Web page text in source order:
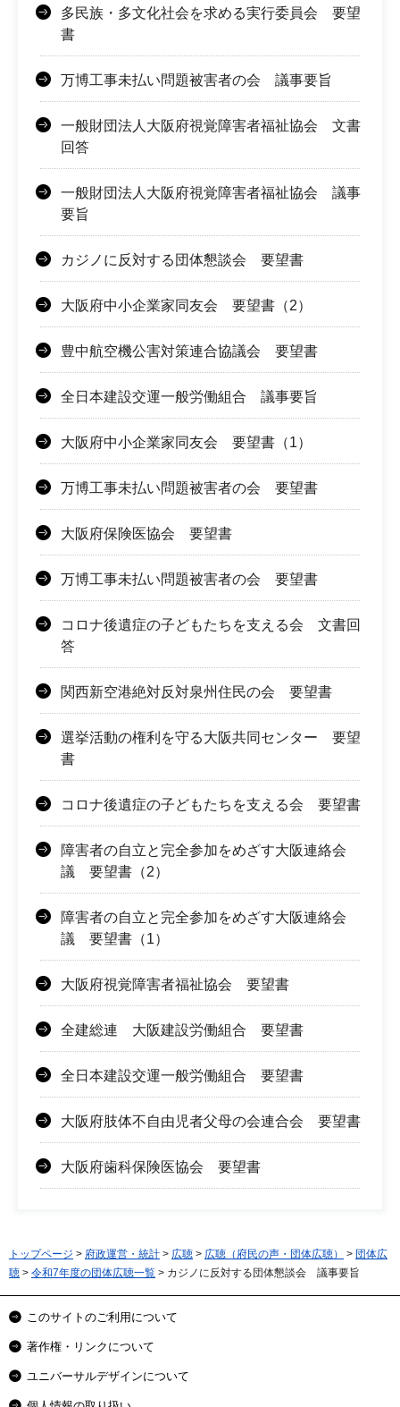
多民族・多文化社会を求める実行委員会 要望
書
万博工事未払い問題被害者の会 議事要旨
一般財団法人大阪府視覚障害者福祉協会 文書
回答
一般財団法人大阪府視覚障害者福祉協会 議事
要旨
カジノに反対する団体懇談会 要望書
大阪府中小企業家同友会 要望書（2）
豊中航空機公害対策連合協議会 要望書
全日本建設交運一般労働組合 議事要旨
大阪府中小企業家同友会 要望書（1）
万博工事未払い問題被害者の会 要望書
大阪府保険医協会 要望書
万博工事未払い問題被害者の会 要望書
コロナ後遺症の子どもたちを支える会 文書回
答
関西新空港絶対反対泉州住民の会 要望書
選挙活動の権利を守る大阪共同センター 要望
書
コロナ後遺症の子どもたちを支える会 要望書
障害者の自立と完全参加をめざす大阪連絡会
議 要望書（2）
障害者の自立と完全参加をめざす大阪連絡会
議 要望書（1）
大阪府視覚障害者福祉協会 要望書
全建総連 大阪建設労働組合 要望書
全日本建設交運一般労働組合 要望書
大阪府肢体不自由児者父母の会連合会 要望書
大阪府歯科保険医協会 要望書
トップページ > 府政運営・統計 > 広聴 > 広聴（府民の声・団体広聴） > 団体広
聴 > 令和7年度の団体広聴一覧 > カジノに反対する団体懇談会 議事要旨
このサイトのご利用について
著作権・リンクについて
ユニバーサルデザインについて